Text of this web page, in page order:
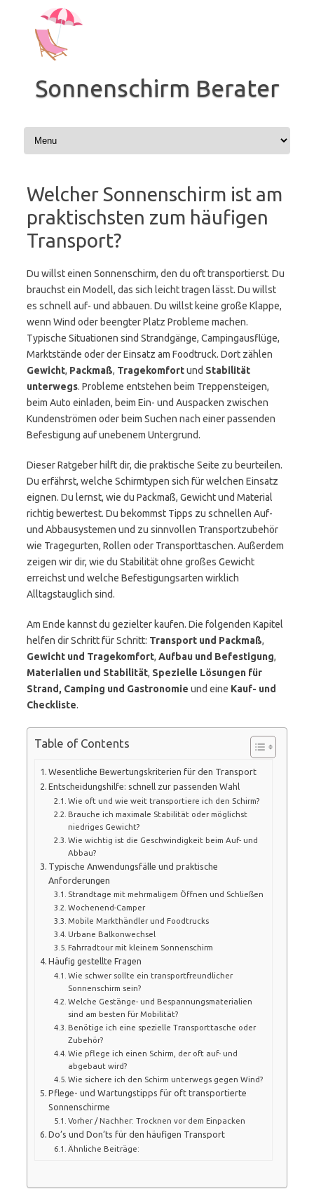
springen
Sonnenschirm Berater
Welcher Sonnenschirm ist am
praktischsten zum häufigen
Transport?
Du willst einen Sonnenschirm, den du oft transportierst. Du
brauchst ein Modell, das sich leicht tragen lässt. Du willst
es schnell auf- und abbauen. Du willst keine große Klappe,
wenn Wind oder beengter Platz Probleme machen.
Typische Situationen sind Strandgänge, Campingausflüge,
Marktstände oder der Einsatz am Foodtruck. Dort zählen
Gewicht, Packmaß, Tragekomfortund Stabilität
unterwegs. Probleme entstehen beim Treppensteigen,
beim Auto einladen, beim Ein- und Auspacken zwischen
Kundenströmen oder beim Suchen nach einer passenden
Befestigung auf unebenem Untergrund.
Dieser Ratgeber hilft dir, die praktische Seite zu beurteilen.
Du erfährst, welche Schirmtypen sich für welchen Einsatz
eignen. Du lernst, wie du Packmaß, Gewicht und Material
richtig bewertest. Du bekommst Tipps zu schnellen Auf-
und Abbausystemen und zu sinnvollen Transportzubehör
wie Tragegurten, Rollen oder Transporttaschen. Außerdem
zeigen wir dir, wie du Stabilität ohne großes Gewicht
erreichst und welche Befestigungsarten wirklich
Alltagstauglich sind.
Am Ende kannst du gezielter kaufen. Die folgenden Kapitel
helfen dir Schritt für Schritt: Transport und Packmaß,
Gewicht und Tragekomfort, Aufbau und Befestigung,
Materialien und Stabilität, Spezielle Lösungen für
Strand, Camping und Gastronomie und eine Kauf- und
Checkliste.
Table of Contents
Wesentliche Bewertungskriterien für den Transport
Entscheidungshilfe: schnell zur passenden Wahl
Wie oft und wie weit transportiere ich den Schirm?
Brauche ich maximale Stabilität oder möglichst
niedriges Gewicht?
Wie wichtig ist die Geschwindigkeit beim Auf- und
Abbau?
Typische Anwendungsfälle und praktische
Anforderungen
Strandtage mit mehrmaligem Öffnen und Schließen
Wochenend-Camper
Mobile Markthändler und Foodtrucks
Urbane Balkonwechsel
Fahrradtour mit kleinem Sonnenschirm
Häufig gestellte Fragen
Wie schwer sollte ein transportfreundlicher
Sonnenschirm sein?
Welche Gestänge- und Bespannungsmaterialien
sind am besten für Mobilität?
Benötige ich eine spezielle Transporttasche oder
Zubehör?
Wie pflege ich einen Schirm, der oft auf- und
abgebaut wird?
Wie sichere ich den Schirm unterwegs gegen Wind?
Pflege- und Wartungstipps für oft transportierte
Sonnenschirme
Vorher / Nachher: Trocknen vor dem Einpacken
Do’s und Don’ts für den häufigen Transport
Ähnliche Beiträge: